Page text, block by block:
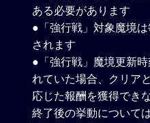
ある必要があります
●「強行戦」対象魔境
されます
●「強行戦」魔境更新
れていた場合、クリア
応じた報酬を獲得でき
終了後の挙動について